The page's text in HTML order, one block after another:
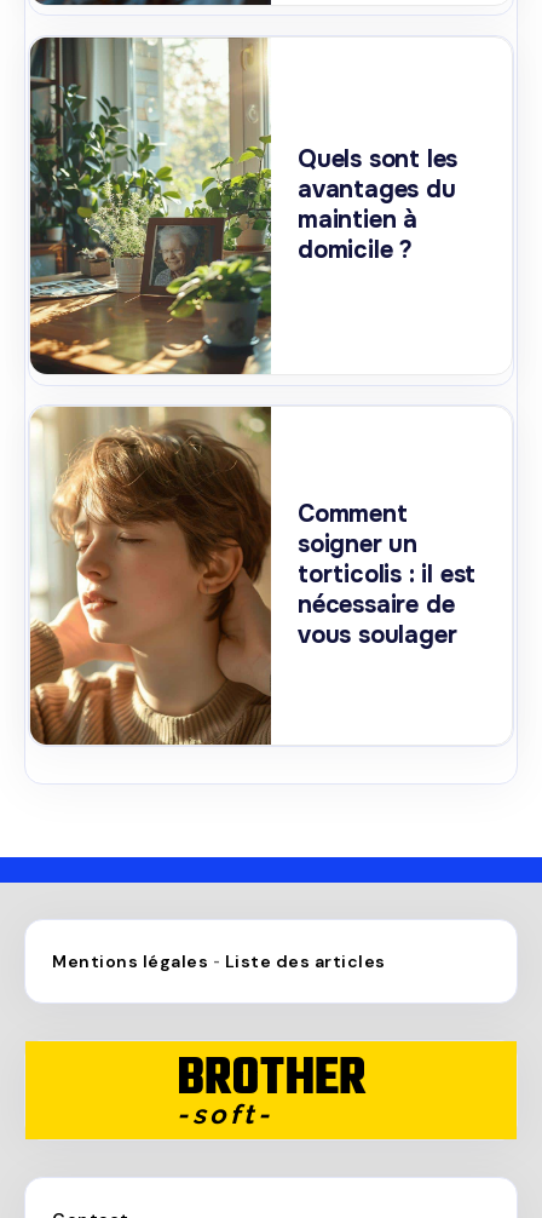
Quels sont les
avantages du
maintien à
domicile ?
Comment
soigner un
torticolis : il est
nécessaire de
vous soulager
Mentions légales - Liste des articles
BROTHER
-soft-